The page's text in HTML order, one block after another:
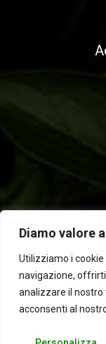
Diamo valore
Utilizziamo i
navigazione,
analizzare il nostro
acconsenti al
2025 ©